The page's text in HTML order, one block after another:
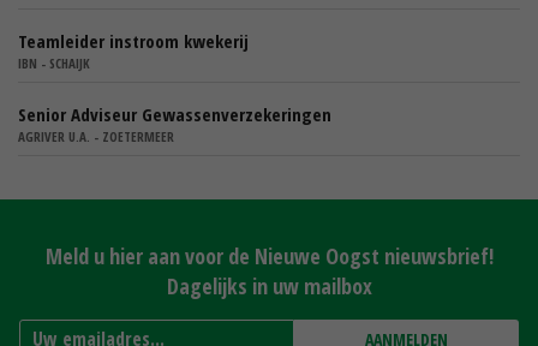
Teamleider instroom kwekerij
IBN - SCHAIJK
Senior Adviseur Gewassenverzekeringen
AGRIVER U.A. - ZOETERMEER
Meld u hier aan voor de Nieuwe Oogst nieuwsbrief!
Dagelijks in uw mailbox
AANMELDEN